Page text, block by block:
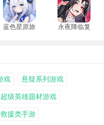
蓝色星原旅
永夜降临复
戏 悬疑系列游戏
超级英雄题材游戏
救援类手游